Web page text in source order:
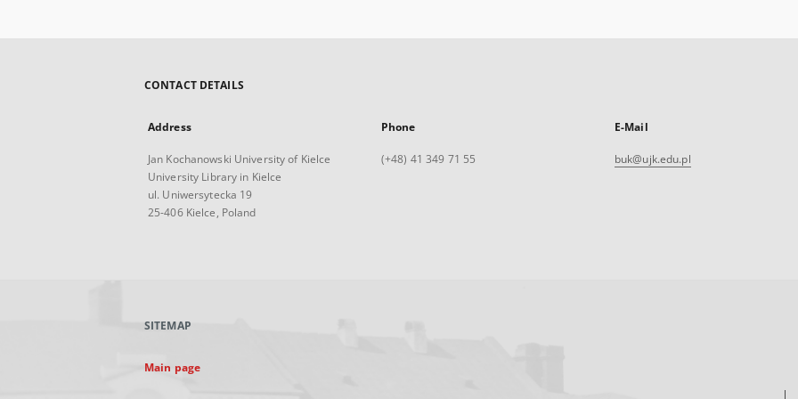
CONTACT DETAILS
Address
Jan Kochanowski University of Kielce
University Library in Kielce
ul. Uniwersytecka 19
25-406 Kielce, Poland
Phone
(+48) 41 349 71 55
E-Mail
buk@ujk.edu.pl
SITEMAP
Main page